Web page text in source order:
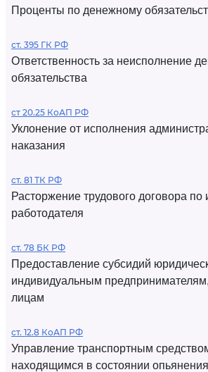
Проценты по денежному
ст. 395 ГК РФ
Ответственность за неисполнение
обязательства
ст 20.25 КоАП РФ
Уклонение от исполнения
наказания
ст. 81 ТК РФ
Расторжение трудового договора по
работодателя
ст. 78 БК РФ
Предоставление субсидий
индивидуальным
лицам
ст. 12.8 КоАП РФ
Управление транспортным
находящимся в состоянии